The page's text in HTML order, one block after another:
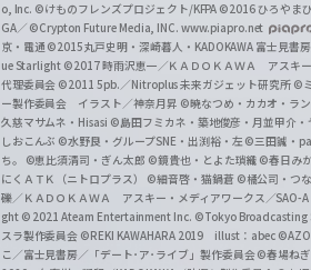
o, Inc. ©けものフレンズプロジェクト/KFPA ©2016 ひろやま
GA／ ©Crypton Future Media, INC. www.piapro.net
京・電通 ©2015丸戸史明・深崎暮人・KADOKAWA 富士見書
ue Starlight ©2017 時雨沢恵一／ＫＡＤＯＫＡＷＡ アスキ
代理委員会 ©2011 5pb.／Nitroplus 未来ガジェット研究所 ©
ー製作委員会 イラスト／神奈月昇 ©暁なつめ・カカオ・ラ
久慈マサムネ・Hisasi ©島田フミカネ・築地俊彦・月並甲介・
しおこんぶ ©水野良・グループSNE・出渕裕・左©三田誠・
ち。
©恵比須清司・ぎん太郎 ©鏡貴也・とよた瑣織 ©春日み
にくＡＴＫ（ニトロプラス） ©細音啓・猫鍋蒼 ©橘公司・つ
礫／ＫＡＤＯＫＡＷＡ アスキー・メディアワークス／SAO-
ght © 2021 Ateam Entertainment Inc. ©Tokyo Broadcasting
スラ製作委員会 ©REKI KAWAHARA 2019 illust：abec
こ／富士見書房／「デート･ア･ライブ」製作委員会©春場ね